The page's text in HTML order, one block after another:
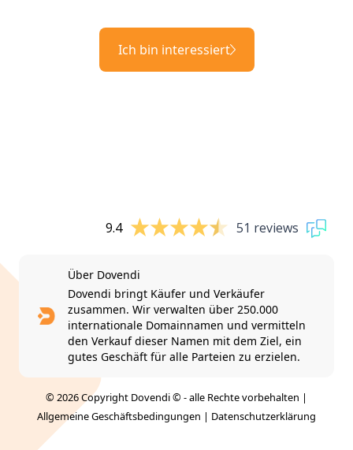
Ich bin interessiert
9.4 51 reviews
Über Dovendi
Dovendi bringt Käufer und Verkäufer
zusammen. Wir verwalten über 250.000
internationale Domainnamen und vermitteln
den Verkauf dieser Namen mit dem Ziel, ein
gutes Geschäft für alle Parteien zu erzielen.
© 2026 Copyright Dovendi © - alle Rechte vorbehalten |
Allgemeine Geschäftsbedingungen | Datenschutzerklärung